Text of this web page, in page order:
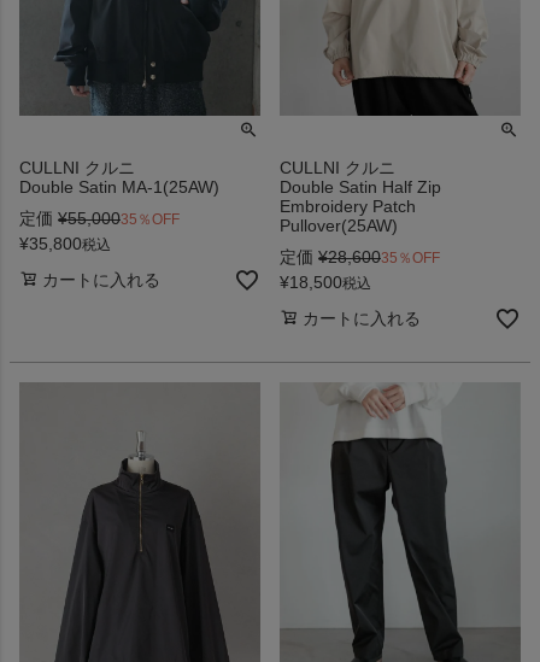
CULLNI クルニ
Double Satin MA-1(25AW)
定価 ¥55,00035％OFF
¥35,800税込
カートに入れる
CULLNI クルニ
Double Satin Half Zip
Embroidery Patch
Pullover(25AW)
定価 ¥28,60035％OFF
¥18,500税込
カートに入れる